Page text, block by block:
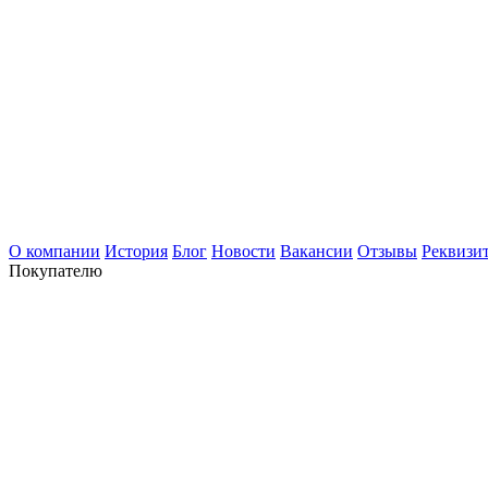
О компании История Блог Новости Вакансии Отзывы
Покупателю